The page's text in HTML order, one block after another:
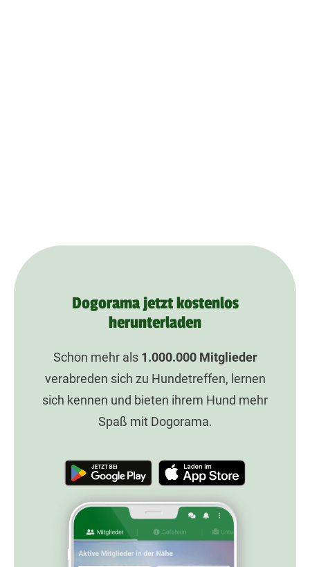
Dogorama jetzt kostenlos
herunterladen
Schon mehr als 1.000.000Mitglieder
verabreden sich zu Hundetreffen, lernen
sich kennen und bieten ihrem Hund mehr
Spaß mit Dogorama.